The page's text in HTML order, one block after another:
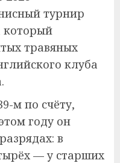
турнир
который
травяных
клуба
м по счёту,
году он
в
— у старших